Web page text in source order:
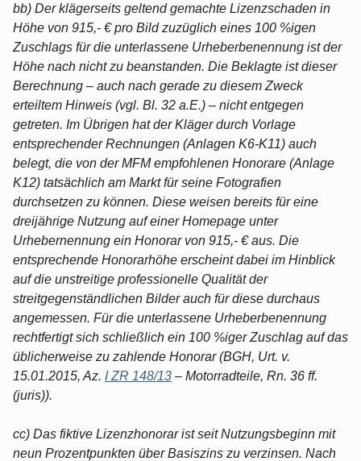
bb) Der klägerseits geltend gemachte Lizenzschaden in
Höhe von 915,- € pro Bild zuzüglich eines 100 %igen
Zuschlags für die unterlassene Urheberbenennung ist der
Höhe nach nicht zu beanstanden. Die Beklagte ist dieser
Berechnung – auch nach gerade zu diesem Zweck
erteiltem Hinweis (vgl. Bl. 32 a.E.) – nicht entgegen
getreten. Im Übrigen hat der Kläger durch Vorlage
entsprechender Rechnungen (Anlagen K6-K11) auch
belegt, die von der MFM empfohlenen Honorare (Anlage
K12) tatsächlich am Markt für seine Fotografien
durchsetzen zu können. Diese weisen bereits für eine
dreijährige Nutzung auf einer Homepage unter
Urhebernennung ein Honorar von 915,- € aus. Die
entsprechende Honorarhöhe erscheint dabei im Hinblick
auf die unstreitige professionelle Qualität der
streitgegenständlichen Bilder auch für diese durchaus
angemessen. Für die unterlassene Urheberbenennung
rechtfertigt sich schließlich ein 100 %iger Zuschlag auf das
üblicherweise zu zahlende Honorar (BGH, Urt. v.
15.01.2015, Az. I ZR 148/13 – Motorradteile, Rn. 36 ff.
(juris)).
cc) Das fiktive Lizenzhonorar ist seit Nutzungsbeginn mit
neun Prozentpunkten über Basiszins zu verzinsen. Nach